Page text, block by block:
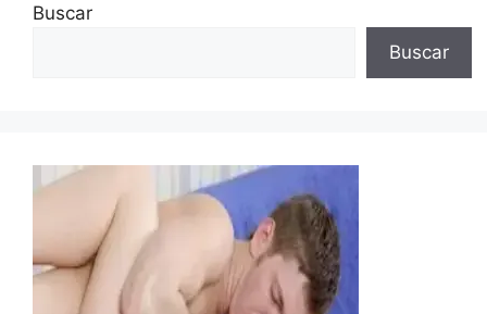
Buscar
Buscar